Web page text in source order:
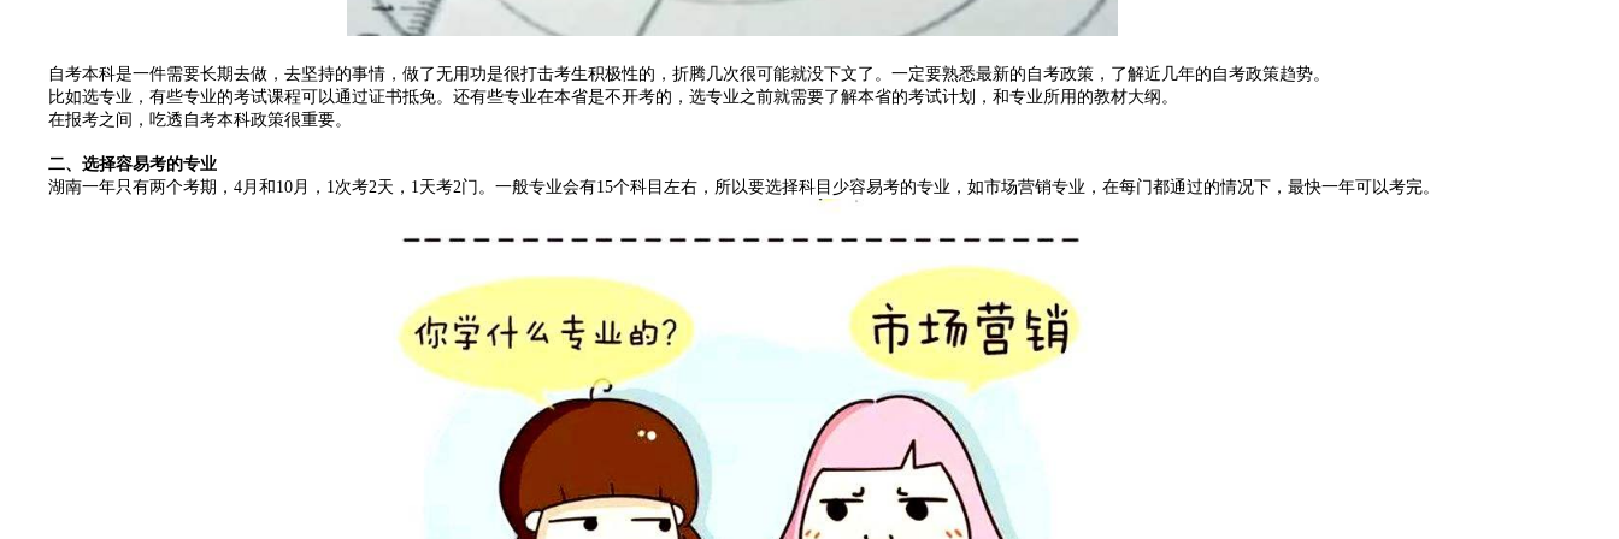
自考本科是一件需要长期去做，去坚持的事情，做了无用功是很打击考生积极性的，折腾几次很可能就没下文了。一定要熟悉最新的自考政策，了解近几年的自考政策趋势。
比如选专业，有些专业的考试课程可以通过证书抵免。还有些专业在本省是不开考的，选专业之前就需要了解本省的考试计划，和专业所用的教材大纲。
在报考之间，吃透自考本科政策很重要。
二、选择容易考的专业
湖南一年只有两个考期，4月和10月，1次考2天，1天考2门。一般专业会有15个科目左右，所以要选择科目少容易考的专业，如市场营销专业，在每门都通过的情况下，最快一年可以考完。